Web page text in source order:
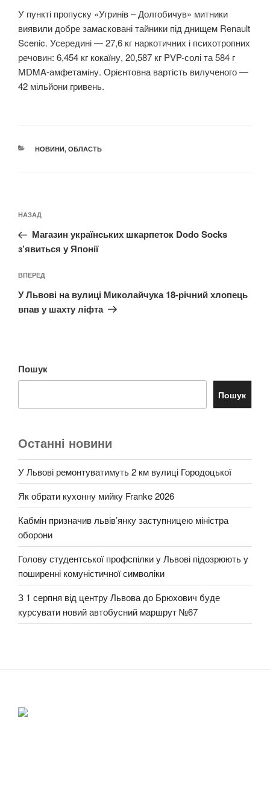
У пункті пропуску «Угринів – Долгобичув» митники
виявили добре замасковані тайники під днищем Renault
Scenic. Усередині — 27,6 кг наркотичних і психотропних
речовин: 6,454 кг кокаїну, 20,587 кг PVP-солі та 584 г
MDMA-амфетаміну. Орієнтовна вартість вилученого —
42 мільйони гривень.
КАТЕГОРІЇ
НОВИНИ, ОБЛАСТЬ
записів
Попередній
запис:
НАЗАД
Магазин українських шкарпеток Dodo Socks
з’явиться у Японії
Наступний
запис
ВПЕРЕД
У Львові на вулиці Миколайчука 18-річний хлопець
впав у шахту ліфта
Пошук
Пошук
Останні новини
У Львові ремонтуватимуть 2 км вулиці Городоцької
Як обрати кухонну мийку Franke 2026
Кабмін призначив львів’янку заступницею міністра
оборони
Голову студентської профспілки у Львові підозрюють у
поширенні комуністичної символіки
З 1 серпня від центру Львова до Брюхович буде
курсувати новий автобусний маршрут №67